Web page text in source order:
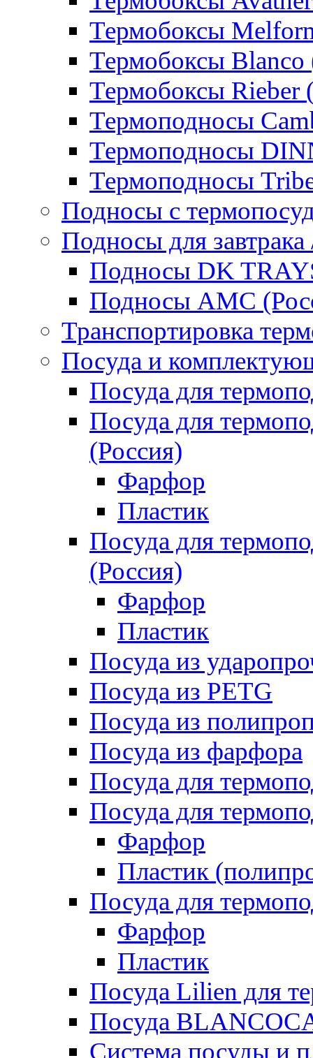
Термобоксы
Термобоксы Blanco
Термобоксы Rieber
Термоподносы
Термоподносы
Термоподносы
Подносы с
Подносы для завтрака
Подносы DK
Подносы AMC
Транспортировка
Посуда и
Посуда для
Посуда для
(Россия)
Фарфор
Пластик
Посуда для
(Россия)
Фарфор
Пластик
Посуда из
Посуда из PETG
Посуда из
Посуда из фарфора
Посуда для
Посуда для
Фарфор
Пластик
Посуда для
Фарфор
Пластик
Посуда Lilien для
Посуда
Система посуды и